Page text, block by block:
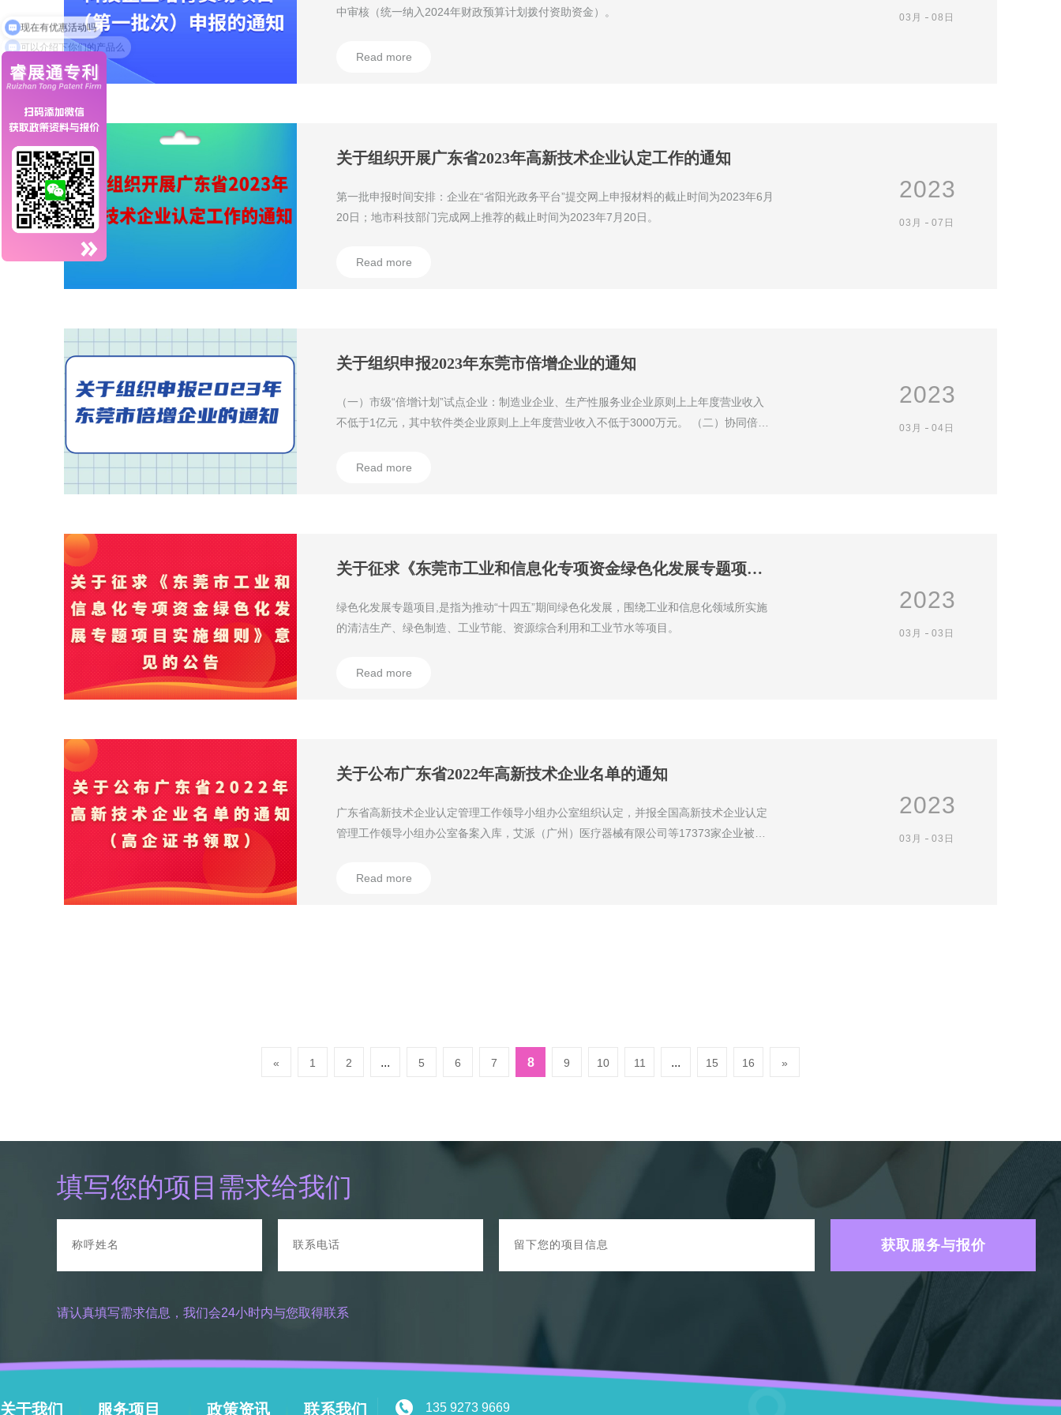
中审核（统一纳入2024年财政预算计划拨付资助资金）。
Read more
03月 08日
关于组织开展广东省2023年高新技术企业认定工作的通知
第一批申报时间安排：企业在“省阳光政务平台”提交网上申报材料的截止时间为2023年6月
20日；地市科技部门完成网上推荐的截止时间为2023年7月20日。
Read more
2023
03月 07日
关于组织申报2023年东莞市倍增企业的通知
（一）市级“倍增计划”试点企业：制造业企业、生产性服务业企业原则上上年度营业收入
不低于1亿元，其中软件类企业原则上上年度营业收入不低于3000万元。 （二）协同倍增
Read more
2023
03月 04日
关于征求《东莞市工业和信息化专项资金绿色化发展专题项目实施细则》意见的公告
绿色化发展专题项目,是指为推动“十四五”期间绿色化发展，围绕工业和信息化领域所实施
的清洁生产、绿色制造、工业节能、资源综合利用和工业节水等项目。
Read more
2023
03月 03日
关于公布广东省2022年高新技术企业名单的通知
广东省高新技术企业认定管理工作领导小组办公室组织认定，并报全国高新技术企业认定
管理工作领导小组办公室备案入库，艾派（广州）医疗器械有限公司等17373家企业被认
Read more
2023
03月 03日
« 1 2 ... 5 6 7 8 9 10 11 ... 15 16 »
填写您的项目需求给我们
请认真填写需求信息，我们会24小时内与您取得联系
关于我们 服务项目 政策资讯 联系我们 135 9273 9669
可以介绍下你们的产品么